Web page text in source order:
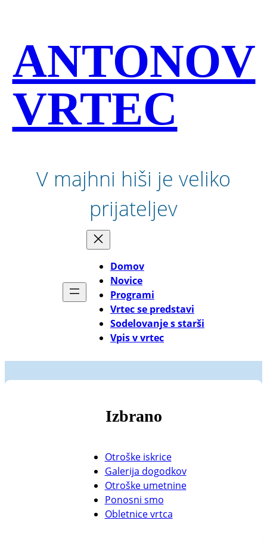
ANTONOV
VRTEC
V majhni hiši je veliko
prijateljev
Domov
Novice
Programi
Vrtec se predstavi
Sodelovanje s starši
Vpis v vrtec
Izbrano
Otroške iskrice
Galerija dogodkov
Otroške umetnine
Ponosni smo
Obletnice vrtca